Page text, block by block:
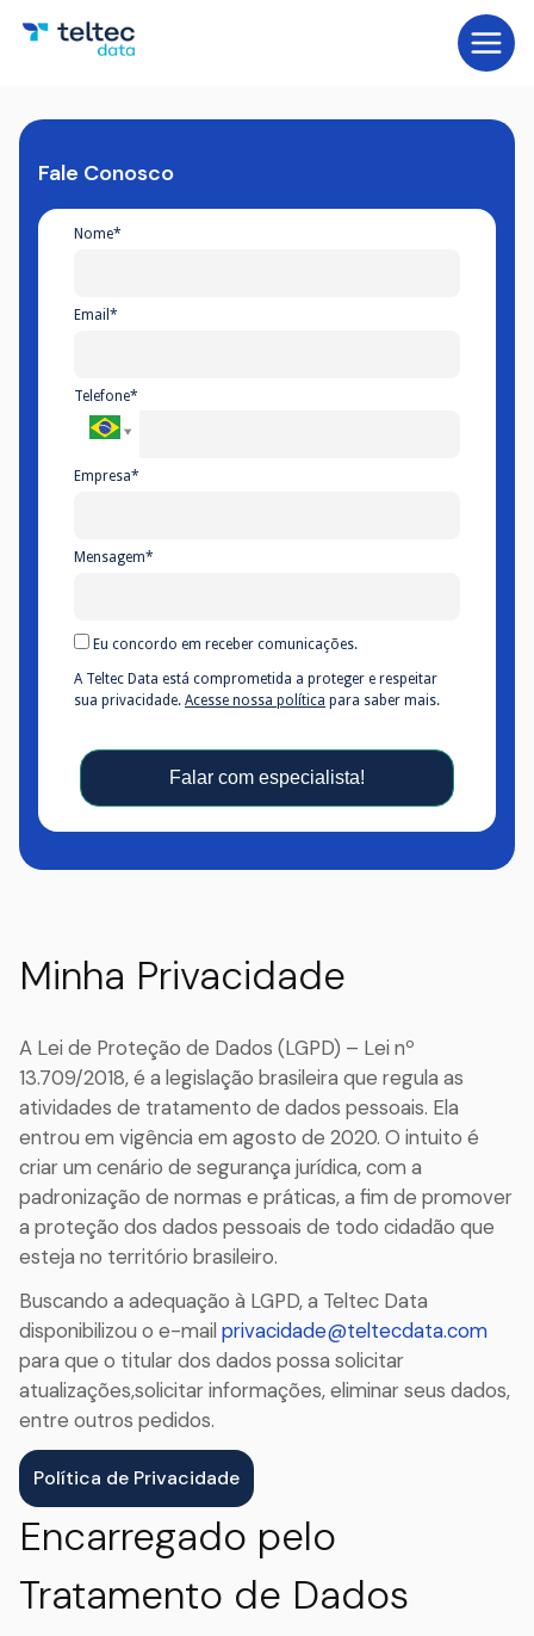
Fale Conosco
Nome*
Email*
Telefone*
Empresa*
Mensagem*
Eu concordo em receber comunicações.
A Teltec Data está comprometida a proteger e respeitar
sua privacidade. Acesse nossa política para saber mais.
Falar com especialista!
Minha Privacidade
A Lei de Proteção de Dados (LGPD) – Lei nº
13.709/2018, é a legislação brasileira que regula as
atividades de tratamento de dados pessoais. Ela
entrou em vigência em agosto de 2020. O intuito é
criar um cenário de segurança jurídica, com a
padronização de normas e práticas, a fim de promover
a proteção dos dados pessoais de todo cidadão que
esteja no território brasileiro.
Buscando a adequação à LGPD, a Teltec Data
disponibilizou o e-mail privacidade@teltecdata.com
para que o titular dos dados possa solicitar
atualizações,solicitar informações, eliminar seus dados,
entre outros pedidos.
Política de Privacidade
Encarregado pelo
Tratamento de Dados